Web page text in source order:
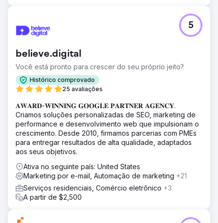
Crescimento da receita: Aumento da receita apesar do
aumento dos preços dos produtos, demonstrando a
aprimorada. Percepção aprimorada da marca: Os
participantes da feira e os clientes responderam
positivamente à marca coesa e profissional, elevando a
reputação da empresa. Maior confiança: A nova marca
forneceu uma aparência atemporal e unificada em todos
os canais, construindo confiança com clientes e
parceiros.
Ir para a página da agência
believe.digital
Você está pronto para crescer do seu próprio jeito?
Histórico comprovado
25 avaliações
5
𝐀𝐖𝐀𝐑𝐃-𝐖𝐈𝐍𝐍𝐈𝐍𝐆 𝐆𝐎𝐎𝐆𝐋𝐄 𝐏𝐀𝐑𝐓𝐍𝐄𝐑 𝐀𝐆𝐄𝐍𝐂𝐘.
Criamos soluções personalizadas de SEO, marketing de
performance e desenvolvimento web que impulsionam o
crescimento. Desde 2010, firmamos parcerias com PMEs
para entregar resultados de alta qualidade, adaptados
aos seus objetivos.
Ativa no seguinte país: United States
Marketing por e-mail, Automação de marketing +21
Serviços residenciais, Comércio eletrônico +3
A partir de $2,500